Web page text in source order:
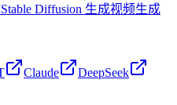
Stable Diffusion 生成视频生成
Claude
DeepSeek